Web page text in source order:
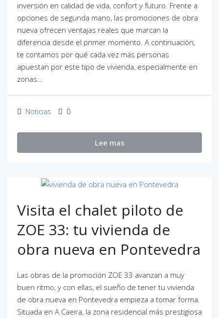
inversión en calidad de vida, confort y futuro. Frente a
opciones de segunda mano, las promociones de obra
nueva ofrecen ventajas reales que marcan la
diferencia desde el primer momento. A continuación,
te contamos por qué cada vez más personas
apuestan por este tipo de vivienda, especialmente en
zonas...
Noticias 0
Lee mas
Visita el chalet piloto de
ZOE 33: tu vivienda de
obra nueva en Pontevedra
Las obras de la promoción ZOE 33 avanzan a muy
buen ritmo, y con ellas, el sueño de tener tu vivienda
de obra nueva en Pontevedra empieza a tomar forma.
Situada en A Caeira, la zona residencial más prestigiosa